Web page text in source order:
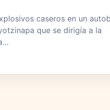
caseros en un
que se dirigía a la